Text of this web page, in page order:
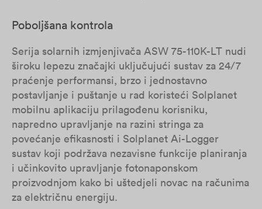
Poboljšana kontrola
Serija solarnih izmjenjivača ASW 75-110K-LT nudi
široku lepezu značajki uključujući sustav za 24/7
praćenje performansi, brzo i jednostavno
postavljanje i puštanje u rad koristeći Solplanet
mobilnu aplikaciju prilagođenu korisniku,
napredno upravljanje na razini stringa za
povećanje efikasnosti i Solplanet Ai-Logger
sustav koji podržava nezavisne funkcije planiranja
i učinkovito upravljanje fotonaponskom
proizvodnjom kako bi uštedjeli novac na računima
za električnu energiju.